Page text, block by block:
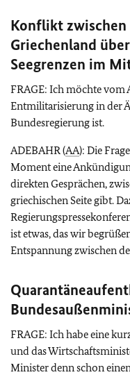
Konflikt zwischen
Griechenland
Seegrenzen im
FRAGE: Ich möchte vom
Entmilitarisierung in der
Bundesregierung ist.
ADEBAHR (AA): Die
Moment eine
direkten Gesprächen,
griechischen Seite gibt.
ist etwas, das wir
Entspannung zwischen
FRAGE: Ich habe eine
und das
Minister denn schon